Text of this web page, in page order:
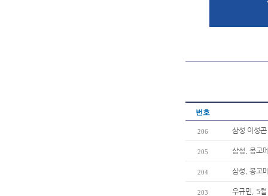
번호
206 삼성 이성
205 삼성, 몽고
204 삼성, 몽고
203 우규민, 5